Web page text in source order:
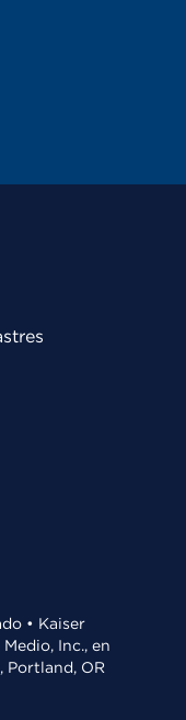
• Kaiser
Inc., en
Portland, OR